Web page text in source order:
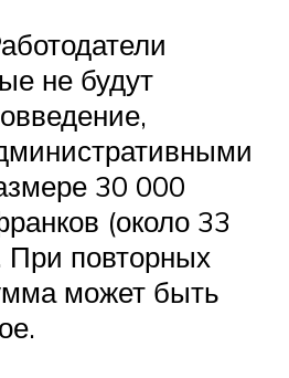
не будут
30 000
(около 33
При повторных
может быть